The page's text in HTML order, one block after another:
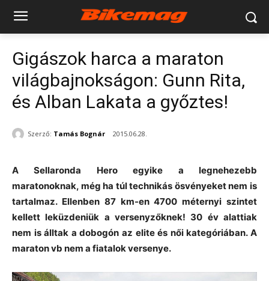
Gigászok harca a maraton
világbajnokságon: Gunn Rita,
és Alban Lakata a győztes!
Szerző: Tamás Bognár 2015.06.28.
A Sellaronda Hero egyike a legnehezebb
maratonoknak, még ha túl technikás ösvényeket nem is
tartalmaz. Ellenben 87 km-en 4700 méternyi szintet
kellett leküzdeniük a versenyzőknek! 30 év alattiak
nem is álltak a dobogón az elite és női kategóriában. A
maraton vb nem a fiatalok versenye.